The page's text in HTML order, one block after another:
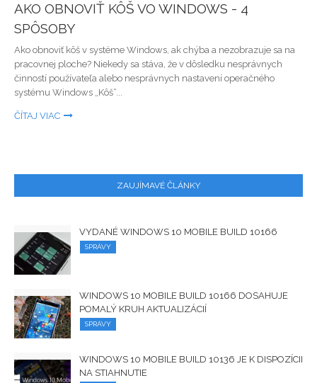
AKO OBNOVIŤ KÔŠ VO WINDOWS - 4
SPÔSOBY
Ako obnoviť kôš v systéme Windows, ak chýba a nezobrazuje sa na
pracovnej ploche? Niekedy sa stáva, že v dôsledku nesprávnych
činností používateľa alebo nesprávnych nastavení operačného
systému Windows „Kôš“...
ČÍTAJ VIAC
ZAUJÍMAVÉ ČLÁNKY
VYDANÉ WINDOWS 10 MOBILE BUILD 10166
SPRÁVY
WINDOWS 10 MOBILE BUILD 10166 DOSAHUJE
POMALÝ KRUH AKTUALIZÁCIÍ
SPRÁVY
WINDOWS 10 MOBILE BUILD 10136 JE K DISPOZÍCII
NA STIAHNUTIE